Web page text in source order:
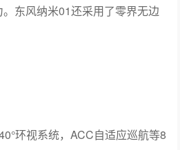
东风纳米01还采用了零界无边
环视系统，ACC自适应巡航等8